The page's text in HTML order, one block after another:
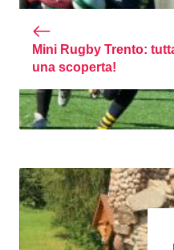
Mini Rugby Trento:
una scoperta!